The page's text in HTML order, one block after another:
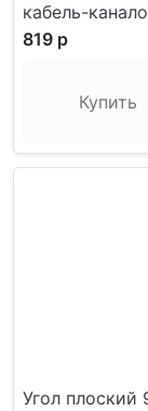
кабель-
819 р
Купить
Угол плоский